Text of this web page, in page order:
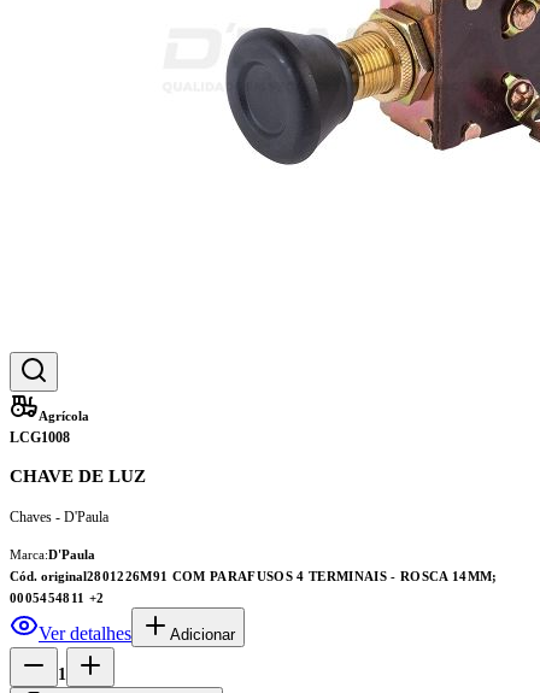
Agrícola
LCG1008
CHAVE DE LUZ
Chaves - D'Paula
Marca:D'Paula
Cód. original2801226M91 COM PARAFUSOS 4 TERMINAIS - ROSCA 14MM;
0005454811 +2
Ver detalhes Adicionar
1